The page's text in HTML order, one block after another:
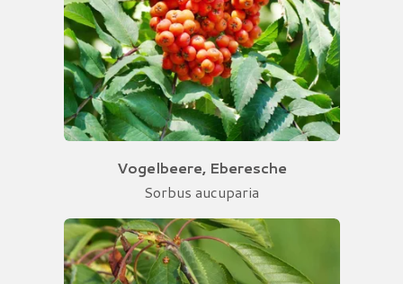
Vogelbeere, Eberesche
Sorbus aucuparia